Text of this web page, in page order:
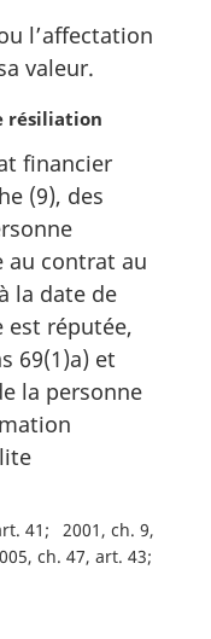
l’affectation
valeur.
résiliation
financier
(9), des
au contrat au
la date de
réputée,
69(1)a) et
la personne
41
2001, ch. 9,
ch. 47, art. 43